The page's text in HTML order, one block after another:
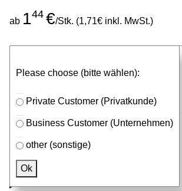
ab 144 €/Stk. (1,71€ inkl. MwSt.)
Please choose (bitte wählen):
Private Customer (Privatkunde)
Business Customer (Unternehmen)
other (sonstige)
Ok
⮮
Stk. in Anfrageliste
Passendes Zubehör
Aluprofile
Nutensteine